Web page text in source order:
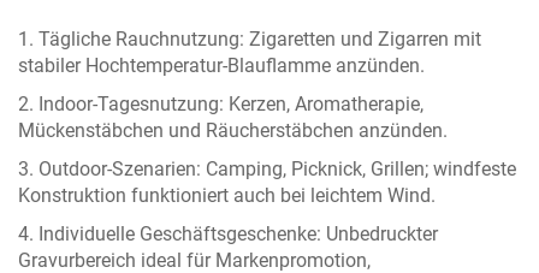
1. Tägliche Rauchnutzung: Zigaretten und Zigarren mit
stabiler Hochtemperatur-Blauflamme anzünden.
2. Indoor-Tagesnutzung: Kerzen, Aromatherapie,
Mückenstäbchen und Räucherstäbchen anzünden.
3. Outdoor-Szenarien: Camping, Picknick, Grillen; windfeste
Konstruktion funktioniert auch bei leichtem Wind.
4. Individuelle Geschäftsgeschenke: Unbedruckter
Gravurbereich ideal für Markenpromotion,